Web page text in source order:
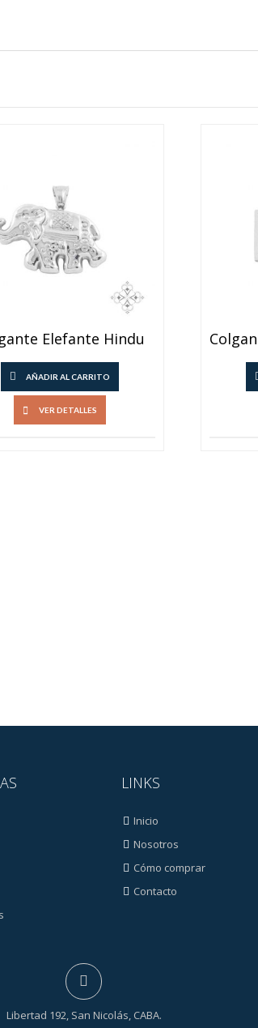
Elefante Hindu
AÑADIR AL CARRITO
VER DETALLES
LINKS
Inicio
Nosotros
Cómo comprar
Contacto
Libertad 192, San Nicolás, CABA.